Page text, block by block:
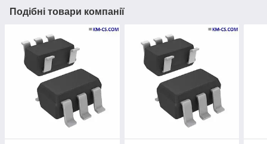
Подібні товари компанії